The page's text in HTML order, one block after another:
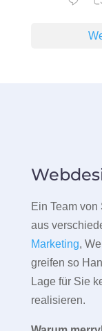
Ein Team
aus
Marketing,
greifen so
Lage für Sie
realisieren.